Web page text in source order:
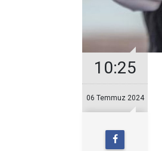
10:25
06 Temmuz 2024